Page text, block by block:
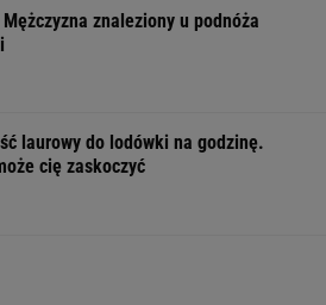
Mężczyzna znaleziony u podnóża
laurowy do lodówki na godzinę.
cię zaskoczyć